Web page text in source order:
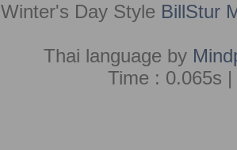
Winter's Day Style BillStur
Thai language by
Time : 0.065s